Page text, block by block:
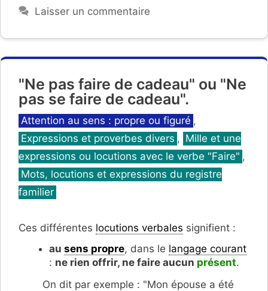
Laisser un commentaire
"Ne pas faire de cadeau" ou "Ne
pas se faire de cadeau".
Catégories
Attention au sens : propre ou figuré ,
Expressions et proverbes divers , Mille et une
expressions ou locutions avec le verbe "Faire" ,
Mots, locutions et expressions du registre
familier
Ces différentes locutions verbales signifient :
au sens propre, dans le langage courant
: ne rien offrir, ne faire aucun présent.
On dit par exemple : "Mon épouse a été